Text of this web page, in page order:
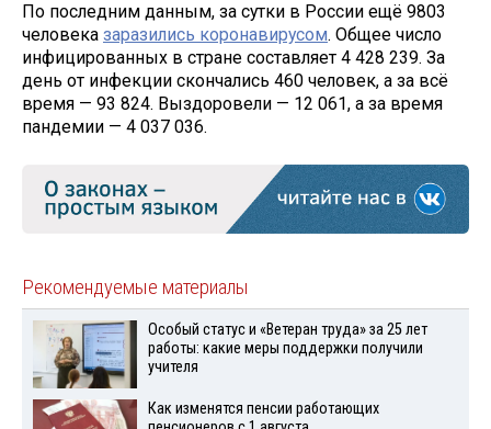
По последним данным, за сутки в России ещё 9803
человека заразились коронавирусом. Общее число
инфицированных в стране составляет 4 428 239. За
день от инфекции скончались 460 человек, а за всё
время — 93 824. Выздоровели — 12 061, а за время
пандемии — 4 037 036.
Рекомендуемые материалы
Особый статус и «Ветеран труда» за 25 лет
работы: какие меры поддержки получили
учителя
Как изменятся пенсии работающих